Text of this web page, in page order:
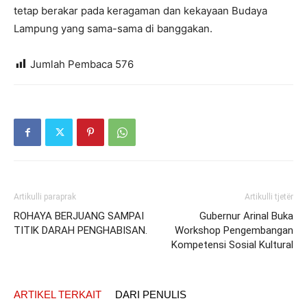
tetap berakar pada keragaman dan kekayaan Budaya
Lampung yang sama-sama di banggakan.
Jumlah Pembaca 576
Artikulli paraprak
ROHAYA BERJUANG SAMPAI
TITIK DARAH PENGHABISAN.
Artikulli tjetër
Gubernur Arinal Buka
Workshop Pengembangan
Kompetensi Sosial Kultural
ARTIKEL TERKAIT DARI PENULIS